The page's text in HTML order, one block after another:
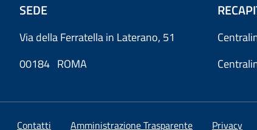
SEDE
Via della Ferratella in Laterano, 51
00184 ROMA
Contatti Amministrazione Trasparente Privacy